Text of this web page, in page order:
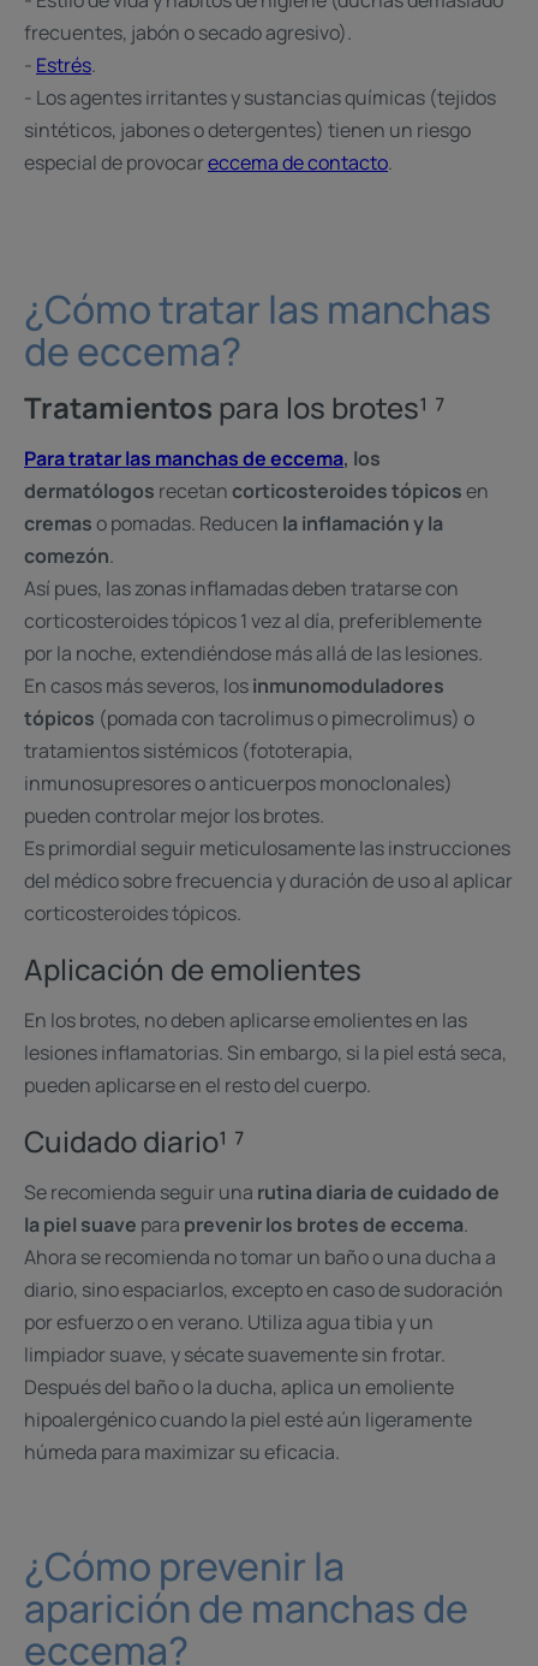
frecuentes, jabón o secado agresivo).
- Estrés.
- Los agentes irritantes y sustancias químicas (tejidos
sintéticos, jabones o detergentes) tienen un riesgo
especial de provocareccema de contacto.
¿Cómo tratar las manchas
de eccema?
Tratamientos para los brotes¹ ⁷
Para tratar las manchas de eccema, los
dermatólogos recetancorticosteroides tópicosen
cremaso pomadas. Reducen la inflamación y la
comezón.
Así pues, las zonas inflamadas deben tratarse con
corticosteroides tópicos 1 vez al día, preferiblemente
por la noche, extendiéndose más allá de las lesiones.
En casos más severos, losinmunomoduladores
tópicos (pomada con tacrolimus o pimecrolimus) o
tratamientos sistémicos (fototerapia,
inmunosupresores o anticuerpos monoclonales)
pueden controlar mejor los brotes.
Es primordial seguir meticulosamente las instrucciones
del médico sobre frecuencia y duración de uso al aplicar
corticosteroides tópicos.
Aplicación de emolientes
En los brotes, no deben aplicarse emolientes en las
lesiones inflamatorias. Sin embargo, si la piel está seca,
pueden aplicarse en el resto del cuerpo.
Cuidado diario¹ ⁷
Se recomienda seguir una rutina diaria de cuidado de
la piel suave para prevenir los brotes de eccema.
Ahora se recomienda no tomar un baño o una ducha a
diario, sino espaciarlos, excepto en caso de sudoración
por esfuerzo o en verano. Utiliza agua tibia y un
limpiador suave, y sécate suavemente sin frotar.
Después del baño o la ducha, aplica un emoliente
hipoalergénico cuando la piel esté aún ligeramente
húmeda para maximizar su eficacia.
¿Cómo prevenir la
aparición de manchas de
eccema?